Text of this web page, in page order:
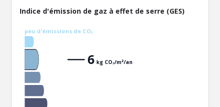
Indice d'émission de gaz à effet de serre (GES)
peu d'émissions de CO₂
6 kg CO₂/m²/an